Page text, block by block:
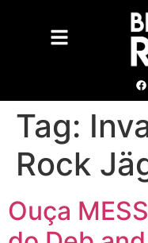
Tag:
Rock
Ouça